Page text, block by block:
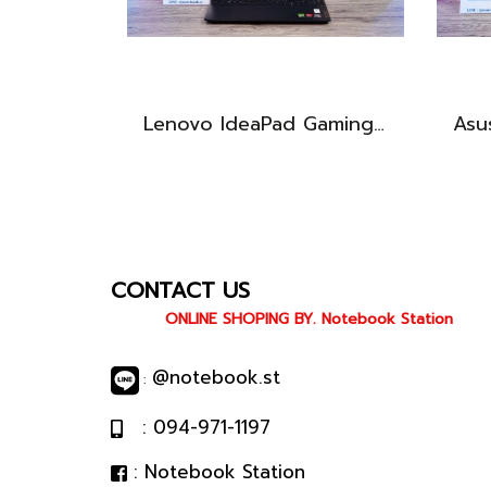
Lenovo IdeaPad Gaming 3 Ryzen5-5500H RAM16 RTX2050(4GB) 512GB M.2 จอ15.6 FHD 144Hz สเปคเกมมิ่ง คีย์บอร์ดไฟสีRGB เครื่องพร้อมใช้งาน ราคาเพียง 16,900.-
CONTACT US
ONLINE SHOPING BY. Notebook Station
: @notebook.st
: 094-971-1197
: Notebook Station